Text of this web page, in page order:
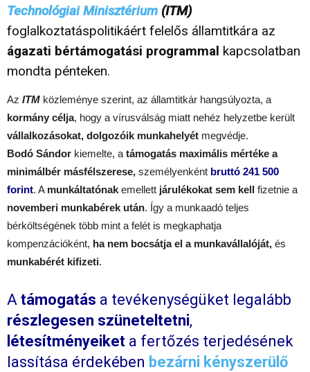
Technológiai Minisztérium (ITM)
foglalkoztatáspolitikáért felelős államtitkára az
ágazati bértámogatási programmal kapcsolatban
mondta pénteken.
Az ITM közleménye szerint, az államtitkár hangsúlyozta, a
kormány célja, hogy a vírusválság miatt nehéz helyzetbe került
vállalkozásokat, dolgozóik munkahelyét megvédje.
Bodó Sándor kiemelte, a támogatás maximális mértéke a
minimálbér másfélszerese, személyenként bruttó 241 500
forint. A munkáltatónak emellett járulékokat sem kell fizetnie a
novemberi munkabérek után. Így a munkaadó teljes
bérköltségének több mint a felét is megkaphatja
kompenzációként, ha nem bocsátja el a munkavállalóját, és
munkabérét kifizeti.
A támogatás a tevékenységüket legalább
részlegesen szüneteltetni,
létesítményeiket a fertőzés terjedésének
lassítása érdekében bezárni kényszerülő